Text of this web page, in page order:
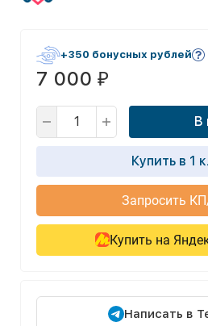
+350 бонусных рублей
7 000 ₽
В
Купить в 1
Запросить
Купить на
Написать в